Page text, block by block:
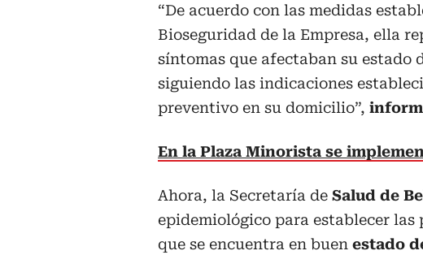
“De acuerdo con las medidas
Bioseguridad de la Empresa, ella
síntomas que afectaban su estado
siguiendo las indicaciones
preventivo en su domicilio”,
En la Plaza Minorista se
Ahora, la Secretaría de Salud de
epidemiológico para establecer
que se encuentra en buen estado